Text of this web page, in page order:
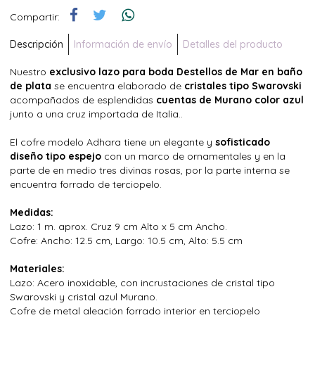
Compartir:
Descripción Información de envío Detalles del producto
Nuestro exclusivo lazo para boda Destellos de Mar en baño
de plata se encuentra elaborado de cristales tipo Swarovski
acompañados de esplendidas cuentas de Murano color azul
junto a una cruz importada de Italia..
El cofre modelo Adhara tiene un elegante y sofisticado
diseño tipo espejo con un marco de ornamentales y en la
parte de en medio tres divinas rosas, por la parte interna se
encuentra forrado de terciopelo.
Medidas:
Lazo: 1 m. aprox. Cruz 9 cm Alto x 5 cm Ancho.
Cofre: Ancho: 12.5 cm, Largo: 10.5 cm, Alto: 5.5 cm
Materiales:
Lazo: Acero inoxidable, con incrustaciones de cristal tipo
Swarovski y cristal azul Murano.
Cofre de metal aleación forrado interior en terciopelo